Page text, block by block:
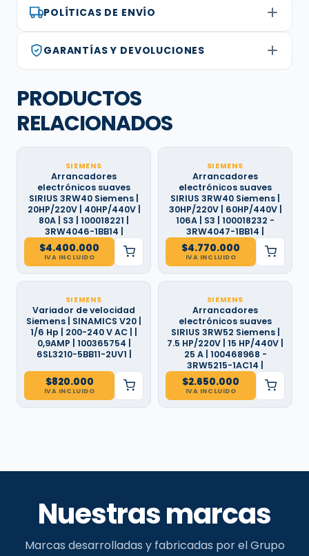
POLÍTICAS DE ENVÍO
GARANTÍAS Y DEVOLUCIONES
PRODUCTOS
RELACIONADOS
SIEMENS
Arrancadores
electrónicos suaves
SIRIUS 3RW40 Siemens |
20HP/220V | 40HP/440V |
80A | S3 | 100018221 |
3RW4046-1BB14 |
$4.400.000
IVA INCLUIDO
SIEMENS
Arrancadores
electrónicos suaves
SIRIUS 3RW40 Siemens |
30HP/220V | 60HP/440V |
106A | S3 | 100018232 -
3RW4047-1BB14 |
$4.770.000
IVA INCLUIDO
SIEMENS
Variador de velocidad
Siemens | SINAMICS V20 |
1/6 Hp | 200-240 V AC | |
0,9AMP | 100365754 |
6SL3210-5BB11-2UV1 |
$820.000
IVA INCLUIDO
SIEMENS
Arrancadores
electrónicos suaves
SIRIUS 3RW52 Siemens |
7.5 HP/220V | 15 HP/440V |
25 A | 100468968 -
3RW5215-1AC14 |
$2.650.000
IVA INCLUIDO
Nuestras marcas
Marcas desarrolladas y fabricadas por el Grupo